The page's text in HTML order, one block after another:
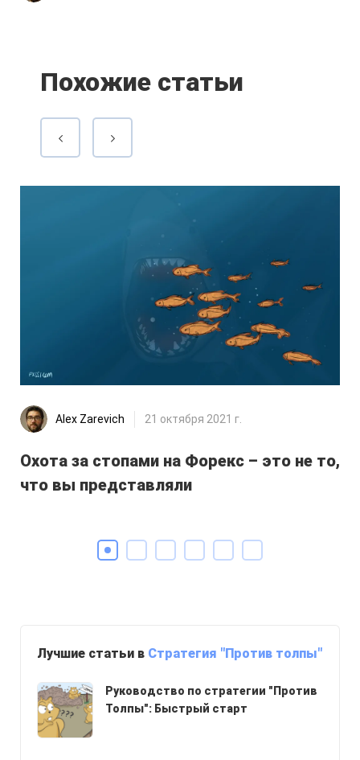
Похожие статьи
Alex Zarevich 21 октября 2021 г.
Охота за стопами на Форекс – это не то,
что вы представляли
Лучшие статьи в Стратегия "Против толпы"
Руководство по стратегии "Против
Толпы": Быстрый старт